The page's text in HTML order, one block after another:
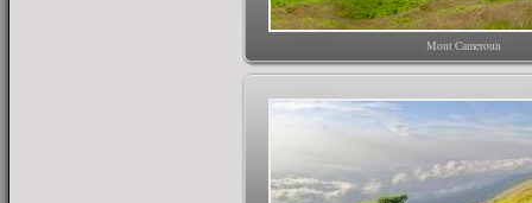
Mont Cameroun